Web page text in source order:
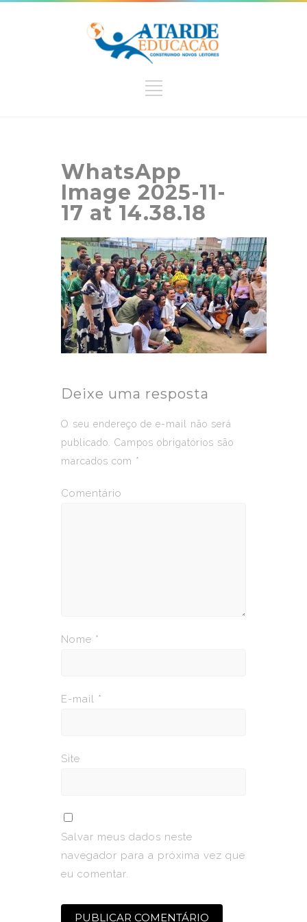
WhatsApp
Image 2025-11-
17 at 14.38.18
Deixe uma resposta
O seu endereço de e-mail não será
publicado.
Campos obrigatórios são
marcados com *
Comentário
Nome *
E-mail *
Site
Salvar meus dados neste
navegador para a próxima vez que
eu comentar.